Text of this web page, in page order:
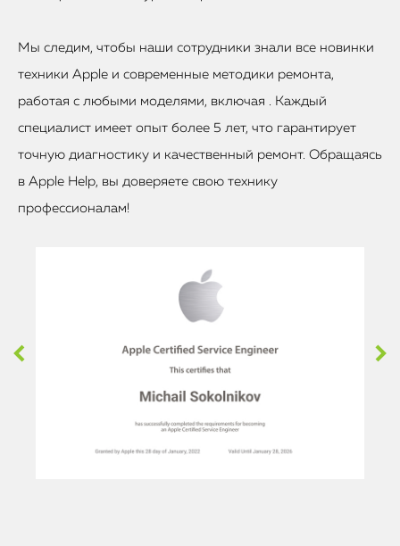
Мы следим, чтобы наши сотрудники знали все новинки
техники Apple и современные методики ремонта,
работая с любыми моделями, включая . Каждый
специалист имеет опыт более 5 лет, что гарантирует
точную диагностику и качественный ремонт. Обращаясь
в Apple Help, вы доверяете свою технику
профессионалам!